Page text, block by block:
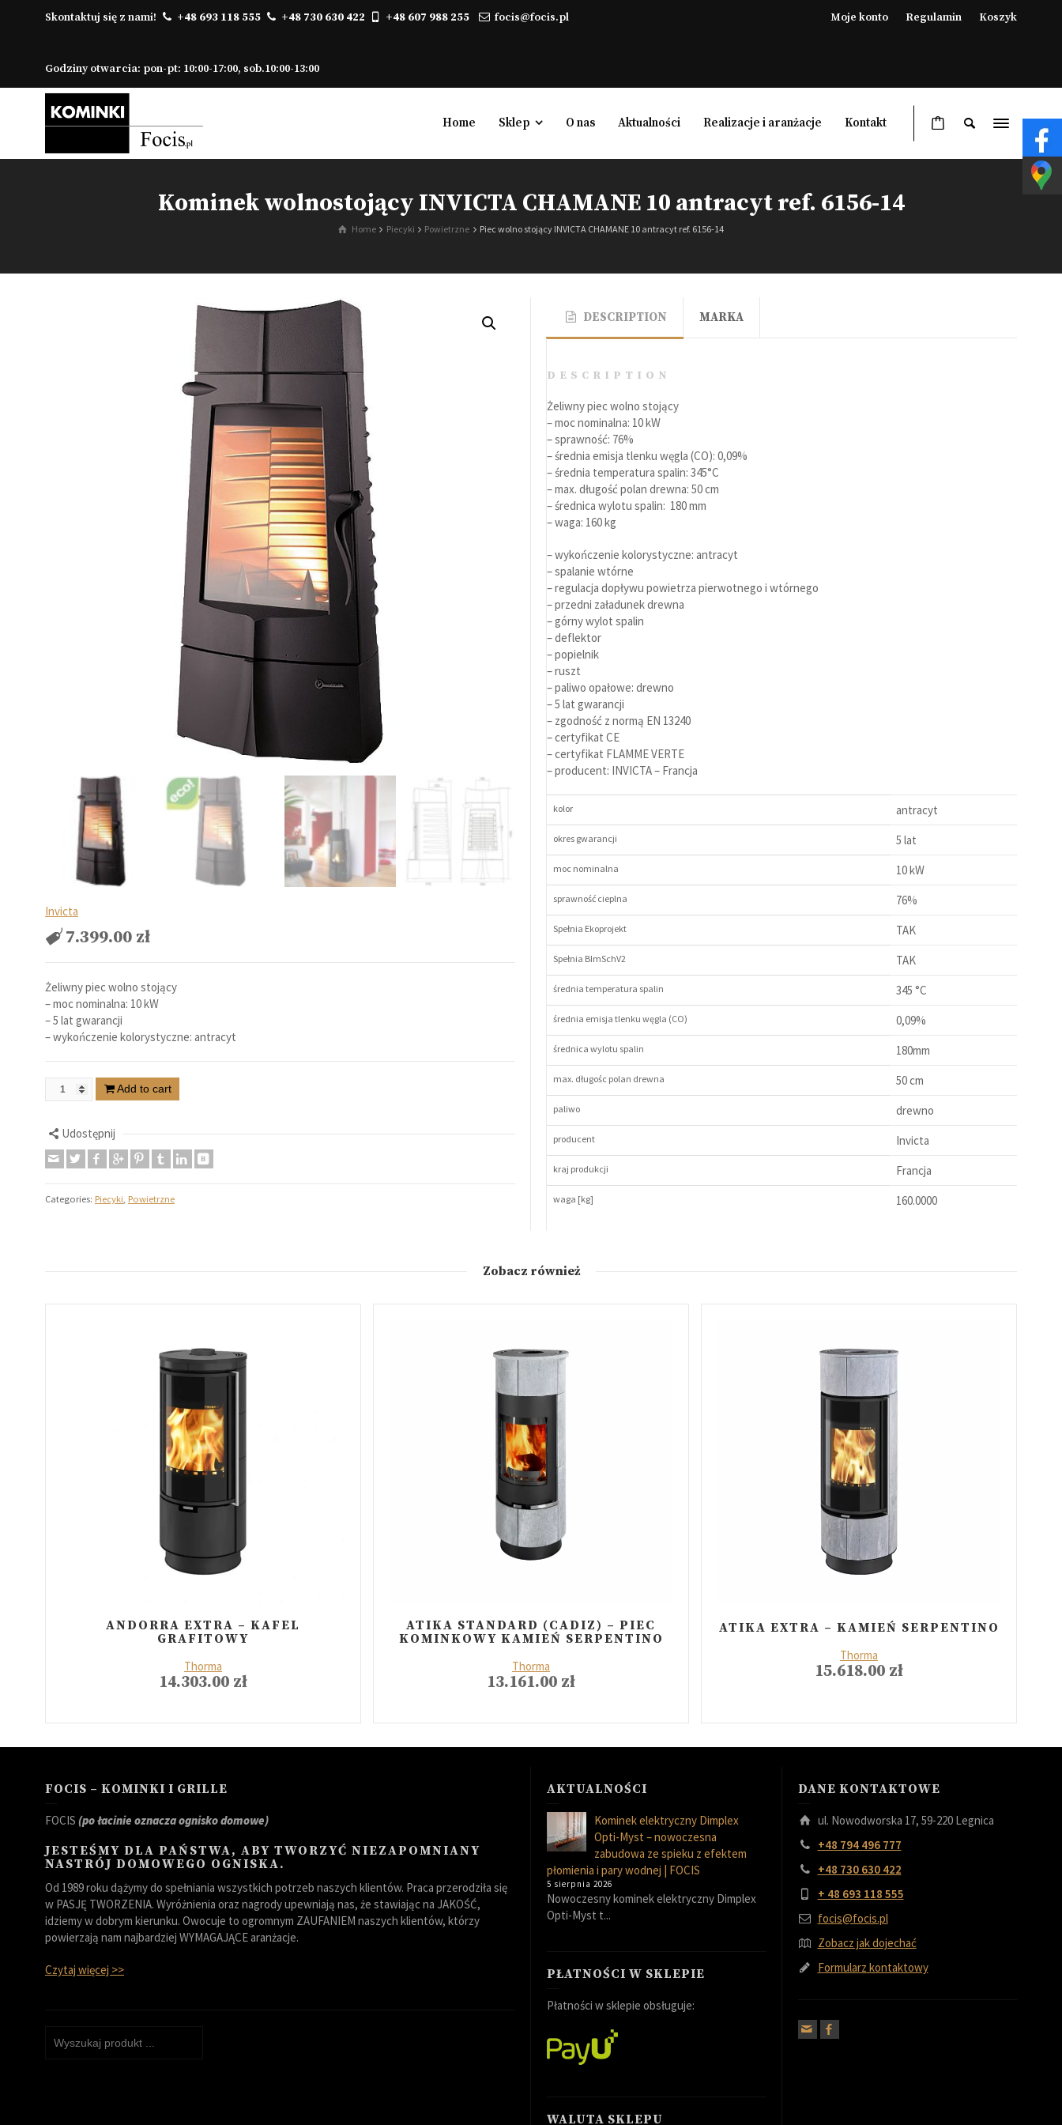
Skontaktuj się z nami! +48 693 118 555 +48 730 630 422 +48 607 988 255 focis@focis.pl
Godziny otwarcia: pon-pt: 10:00-17:00, sob.10:00-13:00
Moje konto Regulamin Koszyk
Home Sklep
Kominki elektryczne
Biokominki, kominki na biopaliwo
Ogrzewacze ogrodowe
Akcesoria
O nas Aktualności Realizacje i aranżacje Kontakt
Kominek wolnostojący INVICTA CHAMANE 10 antracyt ref. 6156-14
Home Piecyki Powietrzne Piec wolno stojący INVICTA CHAMANE 10 antracyt ref. 6156-14
Invicta
7.399.00 zł
Żeliwny piec wolno stojący
– moc nominalna: 10 kW
– 5 lat gwarancji
– wykończenie kolorystyczne: antracyt
Add to cart
Udostępnij
Categories: Piecyki, Powietrzne
DESCRIPTION MARKA
DESCRIPTION
Żeliwny piec wolno stojący
– moc nominalna: 10 kW
– sprawność: 76%
– średnia emisja tlenku węgla (CO): 0,09%
– średnia temperatura spalin: 345°C
– max. długość polan drewna: 50 cm
– średnica wylotu spalin: 180 mm
– waga: 160 kg
– wykończenie kolorystyczne: antracyt
– spalanie wtórne
– regulacja dopływu powietrza pierwotnego i wtórnego
– przedni załadunek drewna
– górny wylot spalin
– deflektor
– popielnik
– ruszt
– paliwo opałowe: drewno
– 5 lat gwarancji
– zgodność z normą EN 13240
– certyfikat CE
– certyfikat FLAMME VERTE
– producent: INVICTA – Francja
kolor antracyt
okres gwarancji 5 lat
moc nominalna 10 kW
sprawność cieplna 76%
Spełnia Ekoprojekt TAK
Spełnia BImSchV2 TAK
średnia temperatura spalin 345 °C
średnia emisja tlenku węgla (CO) 0,09%
średnica wylotu spalin 180mm
max. długośc polan drewna 50 cm
paliwo drewno
producent Invicta
kraj produkcji Francja
waga [kg] 160.0000
Zobacz również
ANDORRA EXTRA – KAFEL
GRAFITOWY
Thorma
14.303.00 zł
ATIKA STANDARD (CADIZ) – PIEC
KOMINKOWY KAMIEŃ SERPENTINO
Thorma
13.161.00 zł
ATIKA EXTRA – KAMIEŃ SERPENTINO
Thorma
15.618.00 zł
FOCIS – KOMINKI I GRILLE
FOCIS (po łacinie oznacza ognisko domowe)
JESTEŚMY DLA PAŃSTWA, ABY TWORZYĆ NIEZAPOMNIANY
NASTRÓJ DOMOWEGO OGNISKA.
Od 1989 roku dążymy do spełniania wszystkich potrzeb naszych klientów. Praca przerodziła się
w PASJĘ TWORZENIA. Wyróżnienia oraz nagrody upewniają nas, że stawiając na JAKOŚĆ,
idziemy w dobrym kierunku. Owocuje to ogromnym ZAUFANIEM naszych klientów, którzy
powierzają nam najbardziej WYMAGAJĄCE aranżacje.
Czytaj więcej >>
AKTUALNOŚCI
Kominek elektryczny Dimplex
Opti-Myst – nowoczesna
zabudowa ze spieku z efektem
płomienia i pary wodnej | FOCIS
5 sierpnia 2026
Nowoczesny kominek elektryczny Dimplex
Opti-Myst t...
PŁATNOŚCI W SKLEPIE
Płatności w sklepie obsługuje:
WALUTA SKLEPU
DANE KONTAKTOWE
ul. Nowodworska 17, 59-220 Legnica
+48 794 496 777
+48 730 630 422
+ 48 693 118 555
focis@focis.pl
Zobacz jak dojechać
Formularz kontaktowy